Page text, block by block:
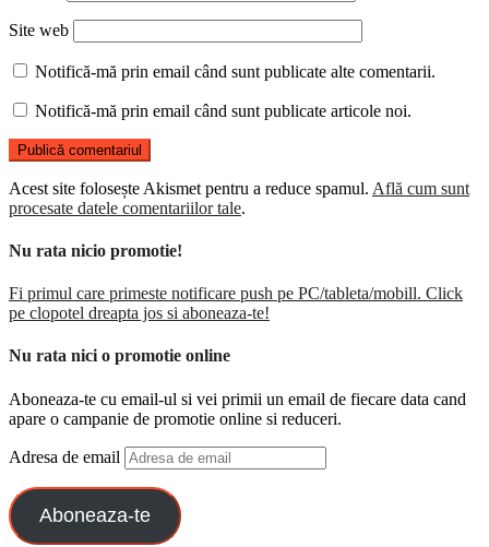
Site web
Notifică-mă prin email când sunt publicate alte comentarii.
Notifică-mă prin email când sunt publicate articole noi.
Acest site folosește Akismet pentru a reduce spamul. Află cum sunt
procesate datele comentariilor tale.
Nu rata nicio promotie!
Fi primul care primeste notificare push pe PC/tableta/mobill. Click
pe clopotel dreapta jos si aboneaza-te!
Nu rata nici o promotie online
Aboneaza-te cu email-ul si vei primii un email de fiecare data cand
apare o campanie de promotie online si reduceri.
Adresa de email
Aboneaza-te